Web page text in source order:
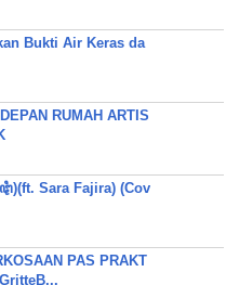
Bukti Air Keras da
RUMAH ARTIS
Sara Fajira) (Cov
PAS PRAKT